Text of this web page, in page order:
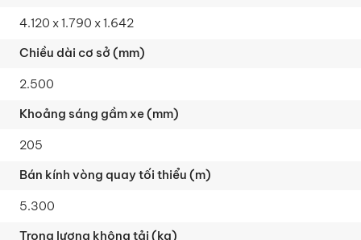
4.120 x 1.790 x 1.642
2.500
205
5.300